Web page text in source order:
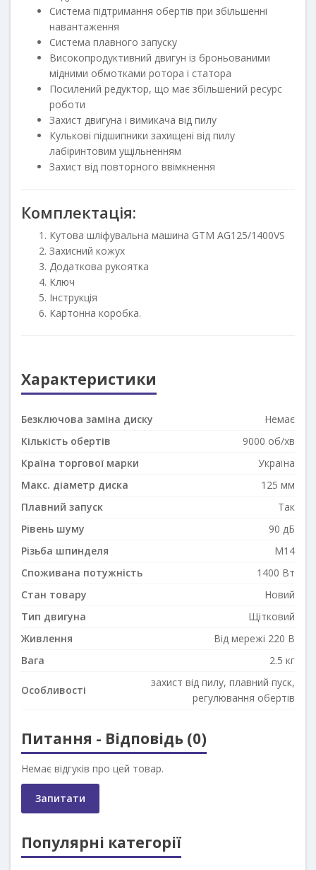
Система підтримання обертів при збільшенні
навантаження
Система плавного запуску
Високопродуктивний двигун із броньованими
мідними обмотками ротора і статора
Посилений редуктор, що має збільшений ресурс
роботи
Захист двигуна і вимикача від пилу
Кулькові підшипники захищені від пилу
лабіринтовим ущільненням
Захист від повторного ввімкнення
Комплектація:
Кутова шліфувальна машина GTM AG125/1400VS
Захисний кожух
Додаткова рукоятка
Ключ
Інструкція
Картонна коробка.
Характеристики
Безключова заміна диску
Немає
Кількість обертів
9000 об/хв
Країна торгової марки
Україна
Макс. діаметр диска
125 мм
Плавний запуск
Так
Рівень шуму
90 дБ
Різьба шпинделя
M14
Споживана потужність
1400 Вт
Стан товару
Новий
Тип двигуна
Щітковий
Живлення
Від мережі 220 В
Вага
2.5 кг
Особливості
захист від пилу, плавний пуск,
регулювання обертів
Питання - Відповідь (0)
Немає відгуків про цей товар.
Запитати
Популярні категорії